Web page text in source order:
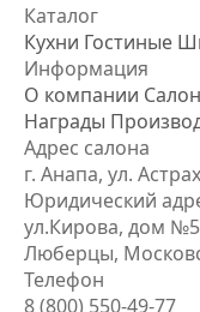
Каталог
Кухни Гостиные
Информация
О компании
Награды
Адрес салона
г. Анапа, ул.
Юридический
ул.Кирова, дом
Люберцы,
Телефон
8 (800) 550-49-77